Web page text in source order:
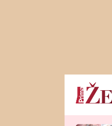
Horoskopy